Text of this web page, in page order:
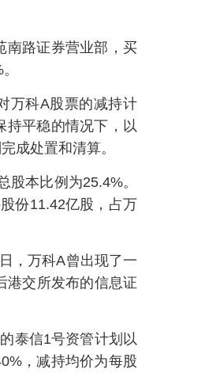
南路证券营业部，买
万科A股票的减持计
持平稳的情况下，以
成处置和清算。
本比例为25.4%。
份11.42亿股，占万
，万科A曾出现了一
港交所发布的信息证
泰信1号资管计划以
，减持均价为每股